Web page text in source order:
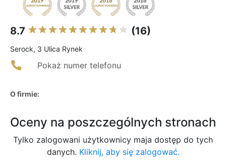
8.7 (16)
Serock, 3 Ulica Rynek
Pokaż numer telefonu
O firmie:
Oceny na poszczególnych stronach
Tylko zalogowani użytkownicy maja dostęp do tych
danych. Kliknij, aby się zalogować.